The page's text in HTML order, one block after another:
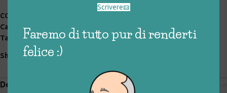
Scrivere
Faremo di tutto pur di renderti
felice :)
COD:
Categorie:
arredo e accessori
giocattoli rigenerati
Tag:
arredo, salvadanaio
Share:
Descrizione